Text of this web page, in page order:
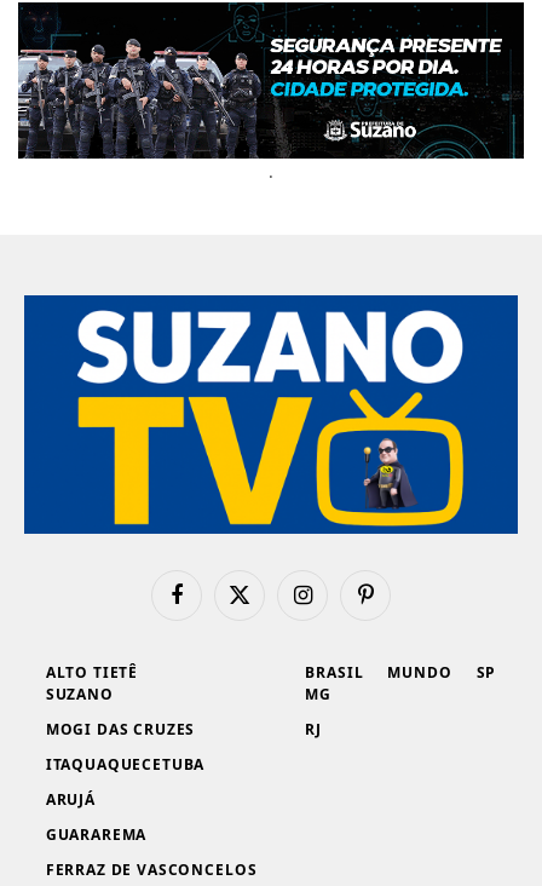
.
FacebookX
InstagramPinterest
ALTO TIETÊ
SUZANO
MOGI DAS CRUZES
ITAQUAQUECETUBA
ARUJÁ
GUARAREMA
FERRAZ DE VASCONCELOS
BRASIL
MG
RJ
MUNDO SP